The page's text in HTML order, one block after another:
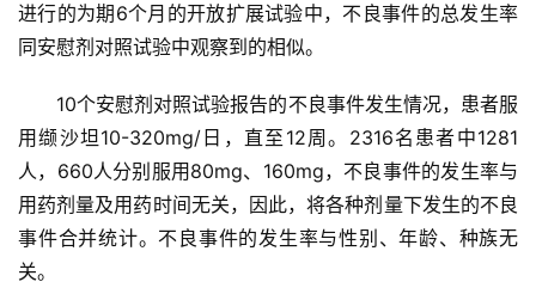
进行的为期6个月的开放扩展试验中，不良事件的总发生率
同安慰剂对照试验中观察到的相似。
10个安慰剂对照试验报告的不良事件发生情况，患者服
用缬沙坦10-320mg/日，直至12周。2316名患者中1281
人，660人分别服用80mg、160mg，不良事件的发生率与
用药剂量及用药时间无关，因此，将各种剂量下发生的不良
事件合并统计。不良事件的发生率与性别、年龄、种族无
关。